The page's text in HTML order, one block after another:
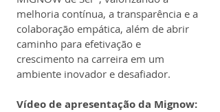
melhoria contínua, a transparência e a
colaboração empática, além de abrir
caminho para efetivação e
crescimento na carreira em um
ambiente inovador e desafiador.
Vídeo de apresentação da Mignow: